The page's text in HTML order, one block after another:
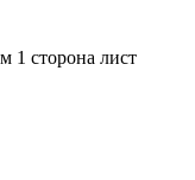
1 сторона лист